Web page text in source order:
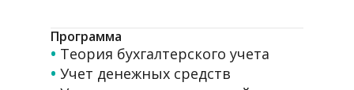
Программа
• Теория бухгалтерского учета
• Учет денежных средств